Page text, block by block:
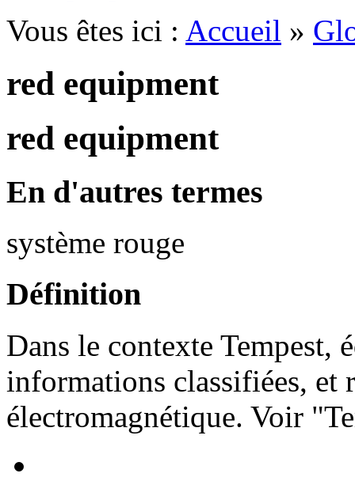
Vous êtes ici : Accueil »
red equipment
red equipment
En d'autres termes
système rouge
Définition
Dans le contexte Tempest,
informations classifiées, et
électromagnétique. Voir